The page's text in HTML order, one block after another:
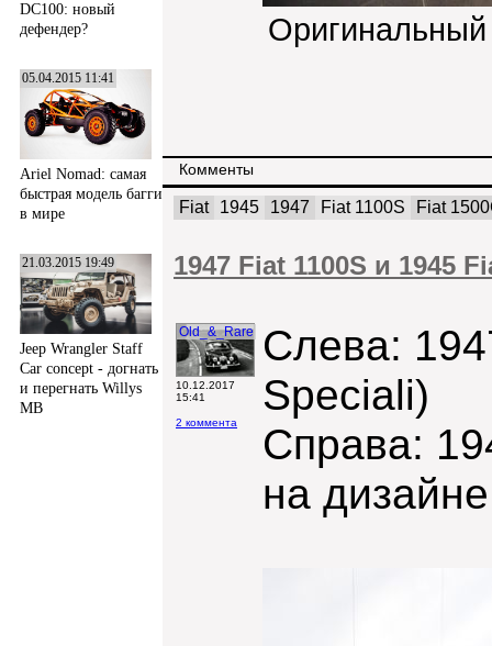
DC100: новый
дефендер?
05.04.2015 11:41
Ariel Nomad: самая
быстрая модель багги
в мире
21.03.2015 19:49
Jeep Wrangler Staff
Car concept - догнать
и перегнать Willys
MB
Комменты
Fiat 1945 1947 Fiat 1100S Fiat
1947 Fiat 1100S и 1945
Old_&_Rare
10.12.2017
15:41
2 коммента
Слева:
Speciali)
Справа:
на